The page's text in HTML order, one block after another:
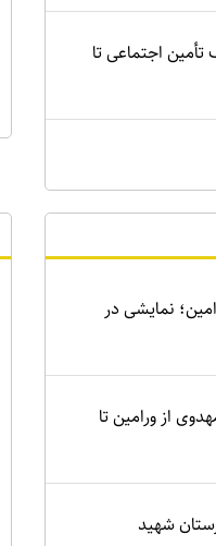
تأمین اجتماعی تا
نمایشی در
از ورامین تا
شهید